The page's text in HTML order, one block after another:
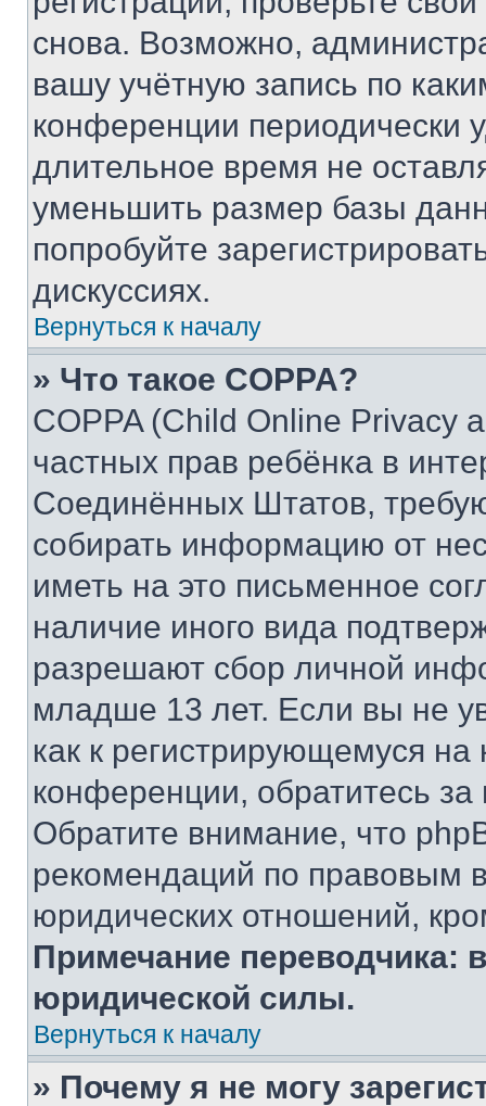
снова. Возможно,
вашу учётную запись по
конференции периодически
длительное время не
уменьшить размер базы
попробуйте
дискуссиях.
Вернуться к началу
» Что такое COPPA?
COPPA (Child Online Privacy
частных прав ребёнка в
Соединённых Штатов,
собирать информацию от
иметь на это письменное
наличие иного вида
разрешают сбор личной
младше 13 лет. Если вы не
как к регистрирующемуся
конференции, обратитесь
Обратите внимание, что
рекомендаций по правовым
юридических отношений,
Примечание переводчика:
юридической силы.
Вернуться к началу
» Почему я не могу